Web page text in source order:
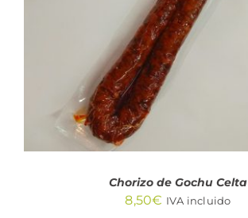
Chorizo de Gochu Celta
8,50€ IVA incluido